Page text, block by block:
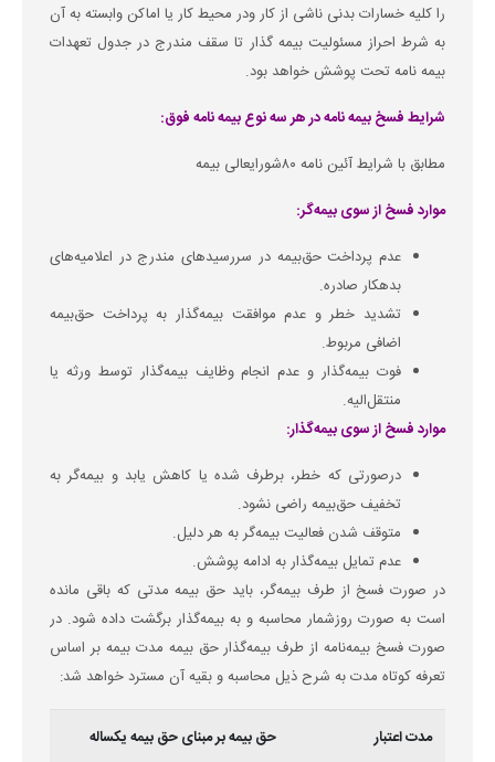
را کلیه خسارات بدنی ناشی از کار ودر محیط کار یا اماکن وابسته به آن
به شرط احراز مسئولیت بیمه گذار تا سقف مندرج در جدول تعهدات
بیمه نامه تحت پوشش خواهد بود.
شرایط فسخ بیمه نامه در هر سه نوع بیمه نامه فوق:
مطابق با شرایط آئین نامه ۸۰شورایعالی بیمه
موارد فسخ از سوی بیمه‌گر:
عدم پرداخت حق‌بیمه در سررسیدهای مندرج در اعلامیه‌های
بدهکار صادره.
تشدید خطر و عدم موافقت بیمه‌گذار به پرداخت حق‌بیمه
اضافی مربوط.
فوت بیمه‌گذار و عدم انجام وظایف بیمه‌گذار توسط ورثه یا
منتقل‌الیه.
موارد فسخ از سوی بیمه‌گذار:
درصورتی که خطر، برطرف شده یا کاهش یابد و بیمه‌گر به
تخفیف حق‌بیمه راضی نشود.
متوقف شدن فعالیت بیمه‌گر به هر دلیل.
عدم تمایل بیمه‌گذار به ادامه پوشش.
در صورت فسخ از طرف بیمه‌گر، باید حق بیمه مدتی که باقی مانده
است به صورت روزشمار محاسبه و به بیمه‌گذار برگشت داده شود. در
صورت فسخ بیمه‌نامه از طرف بیمه‌گذار حق بیمه مدت بیمه بر اساس
تعرفه کوتاه مدت به شرح ذیل محاسبه و بقیه آن مسترد خواهد شد:
مدت اعتبار حق بیمه بر مبنای حق بیمه یکساله